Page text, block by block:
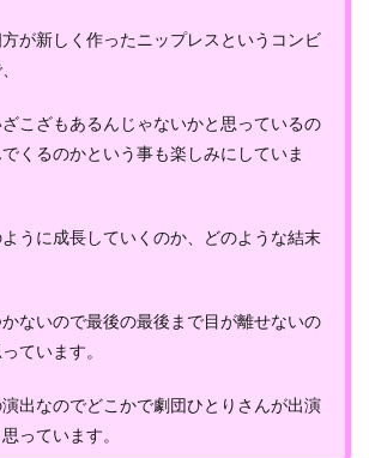
が新しく作ったニップレスというコンビ
こざもあるんじゃないかと思っているの
くるのかという事も楽しみにしていま
うに成長していくのか、どのような結末
ないので最後の最後まで目が離せないの
ています。
出なのでどこかで劇団ひとりさんが出演
っています。